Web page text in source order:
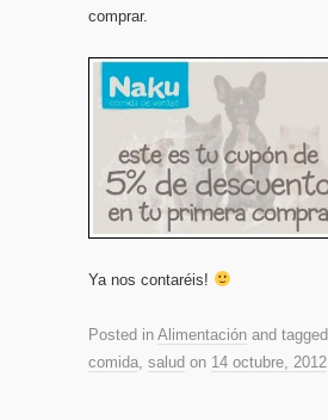
comprar.
Ya nos contaréis!
Posted in Alimentación and tagged
comida salud on 14 octubre, 2012